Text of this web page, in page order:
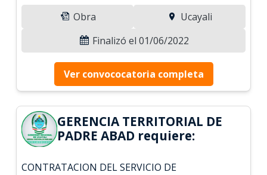
Obra
Ucayali
Finalizó el 01/06/2022
Ver convococatoria completa
GERENCIA TERRITORIAL DE
PADRE ABAD requiere:
CONTRATACION DEL SERVICIO DE